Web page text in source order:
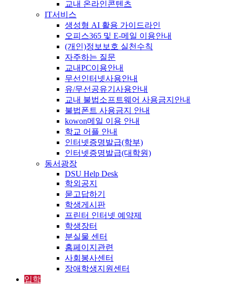
교내 온라인콘텐츠
IT서비스
생성형 AI 활용 가이드라인
오피스365 및 E-메일 이용안내
(개인)정보보호 실천수칙
자주하는 질문
교내PC이용안내
무선인터넷사용안내
유/무선공유기사용안내
교내 불법소프트웨어 사용금지안내
불법폰트 사용금지 안내
kowon메일 이용 안내
학교 어플 안내
인터넷증명발급(학부)
인터넷증명발급(대학원)
동서광장
DSU Help Desk
학외공지
묻고답하기
학생게시판
프린터 인터넷 예약제
학생장터
분실물 센터
홈페이지관련
사회봉사센터
장애학생지원센터
입학